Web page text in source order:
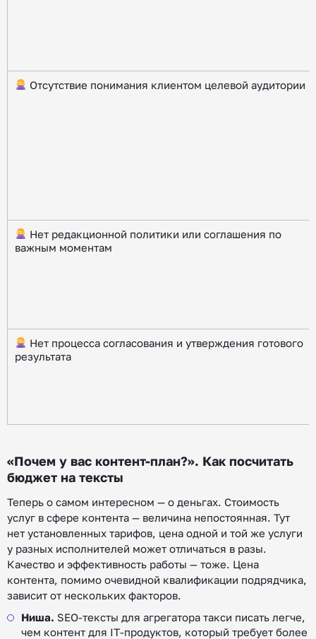
Отсутствие понимания клиентом целевой аудитории
Нет редакционной политики или соглашения по
важным моментам
Нет процесса согласования и утверждения готового
результата
«Почем у вас контент-план?». Как посчитать
бюджет на тексты
Теперь о самом интересном — о деньгах. Стоимость
услуг в сфере контента — величина непостоянная. Тут
нет установленных тарифов, цена одной и той же услуги
у разных исполнителей может отличаться в разы.
Качество и эффективность работы — тоже. Цена
контента, помимо очевидной квалификации подрядчика,
зависит от нескольких факторов.
Ниша. SEO-тексты для агрегатора такси писать легче,
чем контент для IT-продуктов, который требует более